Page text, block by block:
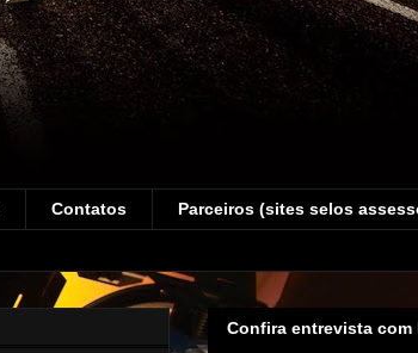
Contatos Parceiros (sites selos
Confira entrevista com